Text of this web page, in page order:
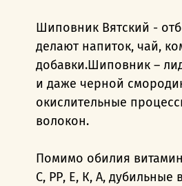
Шиповник Вятский -
делают напиток, чай,
добавки.Шиповник –
и даже черной
окислительные
волокон.
Помимо обилия
С, РР, Е, К, А, дубильные